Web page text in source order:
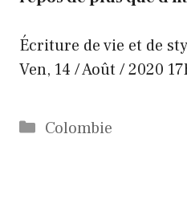
Écriture de vie et de
Ven, 14 / Août / 2020
Catégories
Colombie